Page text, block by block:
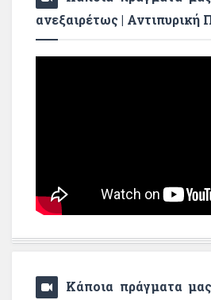
ανεξαιρέτως | Αντιπυρική
Κάποια πράγματα